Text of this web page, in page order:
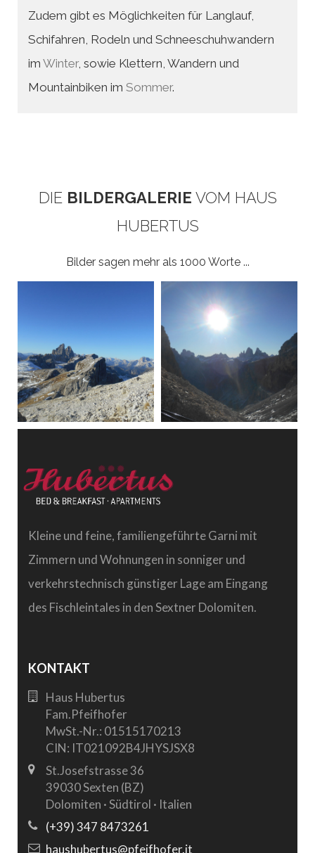
Zudem gibt es Möglichkeiten für Langlauf,
Schifahren, Rodeln und Schneeschuhwandern
im Winter, sowie Klettern, Wandern und
Mountainbiken im Sommer.
DIE BILDERGALERIE VOM HAUS
HUBERTUS
Bilder sagen mehr als 1000 Worte ...
Kleine und feine, familiengeführte Garni mit
Zimmern und Wohnungen in sonniger und
verkehrstechnisch günstiger Lage am Eingang
des Fischleintales in den Sextner Dolomiten.
KONTAKT
Haus Hubertus
Fam.Pfeifhofer
MwSt.-Nr.: 01515170213
CIN: IT021092B4JHYSJSX8
St.Josefstrasse 36
39030 Sexten (BZ)
Dolomiten · Südtirol · Italien
(+39) 347 8473261
haushubertus@pfeifhofer.it